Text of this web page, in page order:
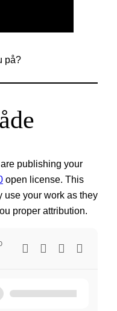
på?
publishing your
open license. This
use your work as they
proper attribution.